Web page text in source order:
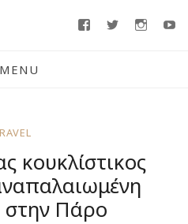
FacebookTwitter
MENU
κουκλίστικος
στην Πάρο